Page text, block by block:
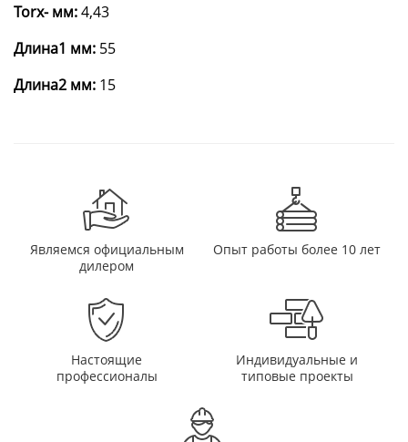
Torx- мм:4,43
Длина1 мм: 55
Длина2 мм: 15
Являемся официальным
дилером
Опыт работы более 10 лет
Настоящие
профессионалы
Индивидуальные и
типовые проекты